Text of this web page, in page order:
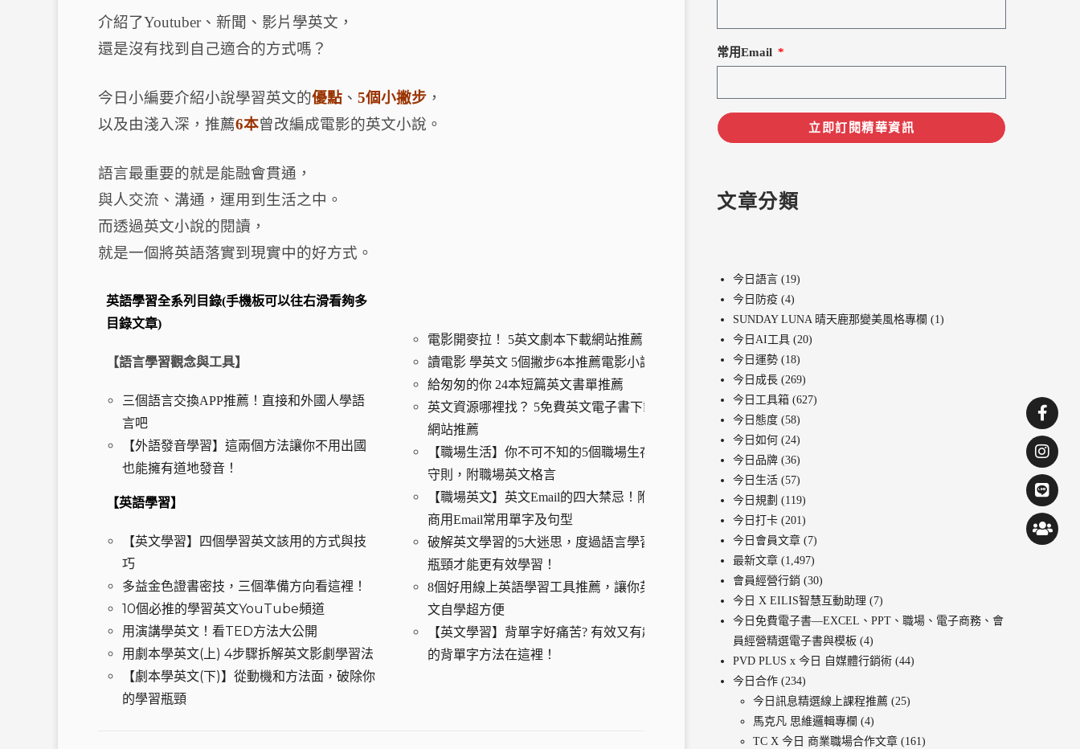
c
e
b
o
o
k
e C
t
ra
m
介紹了Youtuber、新聞、影片學英文，
還是沒有找到自己適合的方式嗎？
今日小編要介紹小說學習英文的優點 、 5個小撇步 ，
以及由淺入深，推薦6本曾改編成電影的英文小說。
語言最重要的就是能融會貫通，
與人交流、溝通，運用到生活之中。
而透過英文小說的閱讀，
就是一個將英語落實到現實中的好方式。
英語學習全系列目錄(手機板可以往右滑看夠多
目錄文章)
【語言學習觀念與工具】
三個語言交換APP推薦！直接和外國人學語
言吧
【外語發音學習】這兩個方法讓你不用出國
也能擁有道地發音！
【英語學習】
【英文學習】四個學習英文該用的方式與技
巧
多益金色證書密技，三個準備方向看這裡！
10個必推的學習英文YouTube頻道
用演講學英文！看TED方法大公開
用劇本學英文(上) 4步驟拆解英文影劇學習法
【劇本學英文(下)】從動機和方法面，破除你
的學習瓶頸
電影開麥拉！ 5英文劇本下載網站推薦
讀電影 學英文 5個撇步6本推薦電影小說
給匆匆的你 24本短篇英文書單推薦
英文資源哪裡找？ 5免費英文電子書下載
網站推薦
【職場生活】你不可不知的5個職場生存
守則，附職場英文格言
【職場英文】英文Email的四大禁忌！附
商用Email常用單字及句型
破解英文學習的5大迷思，度過語言學習
瓶頸才能更有效學習！
8個好用線上英語學習工具推薦，讓你英
文自學超方便
【英文學習】背單字好痛苦? 有效又有趣
的背單字方法在這裡！
常用Email
立即訂閱精華資訊
文章分類
今日語言 (19)
今日防疫 (4)
SUNDAY LUNA 晴天鹿那變美風格專欄 (1)
今日AI工具 (20)
今日運勢 (18)
今日成長 (269)
今日工具箱 (627)
今日態度 (58)
今日如何 (24)
今日品牌 (36)
今日生活 (57)
今日規劃 (119)
今日打卡 (201)
今日會員文章 (7)
最新文章 (1,497)
會員經營行銷 (30)
今日 X EILIS智慧互動助理 (7)
今日免費電子書—EXCEL、PPT、職場、電子商務、會
員經營精選電子書與模板 (4)
PVD PLUS x 今日 自媒體行銷術 (44)
今日合作 (234)
今日訊息精選線上課程推薦 (25)
馬克凡 思維邏輯專欄 (4)
TC X 今日 商業職場合作文章 (161)